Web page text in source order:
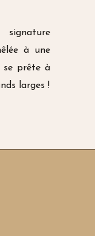
à une
se prête à
larges !